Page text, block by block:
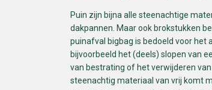
Puin zijn bijna alle steenachtige
dakpannen. Maar ook brokstukken
puinafval bigbag is bedoeld voor
bijvoorbeeld het (deels) slopen van
van bestrating of het verwijderen
steenachtig materiaal van vrij komt